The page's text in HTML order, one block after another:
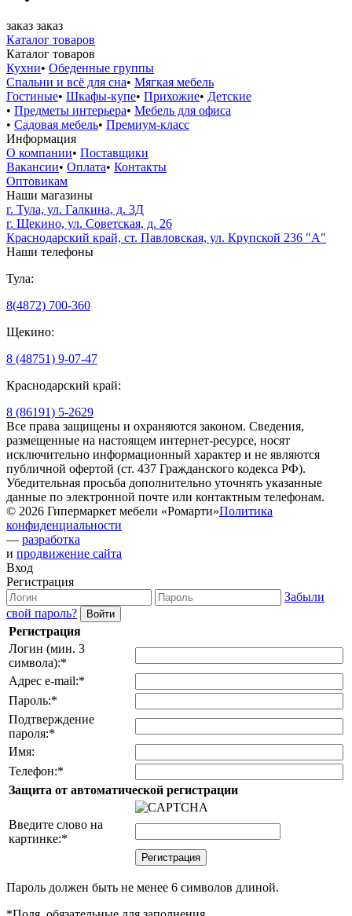
заказ заказ
Каталог товаров
Каталог товаров
Кухни• Обеденные группы
Спальни и всё для сна• Мягкая мебель
Гостиные• Шкафы-купе• Прихожие• Детские
• Предметы интерьера• Мебель для офиса
• Садовая мебель• Премиум-класс
Информация
О компании• Поставщики
Вакансии• Оплата• Контакты
Оптовикам
Наши магазины
г. Тула, ул. Галкина, д. 3Д
г. Щекино, ул. Советская, д. 26
Краснодарский край, ст. Павловская, ул. Крупской 236 "А"
Наши телефоны
Тула:
8(4872) 700-360
Щекино:
8 (48751) 9-07-47
Краснодарский край:
8 (86191) 5-2629
Все права защищены и охраняются законом. Сведения,
размещенные на настоящем интернет-ресурсе, носят
исключительно информационный характер и не являются
публичной офертой (ст. 437 Гражданского кодекса РФ).
Убедительная просьба дополнительно уточнять указанные
данные по электронной почте или контактным телефонам.
© 2026 Гипермаркет мебели «Ромарти»Политика
конфиденциальности
— разработка
и продвижение сайта
Вход
Регистрация
Забыли
свой пароль?
Регистрация
Логин (мин. 3
символа):*
Адрес e-mail:*
Пароль:*
Подтверждение
пароля:*
Имя:
Телефон:*
Защита от автоматической регистрации
Введите слово на
картинке:*
Пароль должен быть не менее 6 символов длиной.